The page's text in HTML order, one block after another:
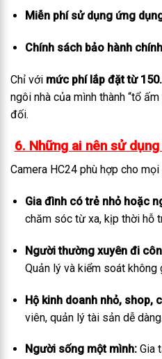
Miễn phí sử dụng ứng
Chính sách bảo hành
Chỉ với mức phí lắp đặt từ
ngôi nhà của mình thành “tổ
đối.
6. Những ai nên sử
Camera HC24 phù hợp cho
Gia đình có trẻ nhỏ hoặc
chăm sóc từ xa, kịp thời hỗ
Người thường xuyên đi
Quản lý và kiểm soát không
Hộ kinh doanh nhỏ, shop,
viên, quản lý tài sản dễ dàng.
Người sống một mình:Gia